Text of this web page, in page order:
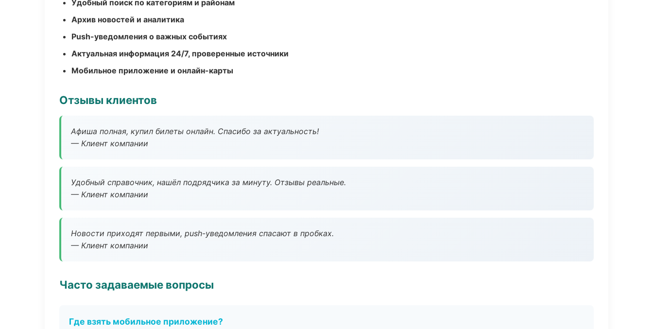
Удобный поиск по категориям и районам
Архив новостей и аналитика
Push-уведомления о важных событиях
Актуальная информация 24/7, проверенные источники
Мобильное приложение и онлайн-карты
Отзывы клиентов
Афиша полная, купил билеты онлайн. Спасибо за актуальность!
— Клиент компании
Удобный справочник, нашёл подрядчика за минуту. Отзывы реальные.
— Клиент компании
Новости приходят первыми, push-уведомления спасают в пробках.
— Клиент компании
Часто задаваемые вопросы
Где взять мобильное приложение?